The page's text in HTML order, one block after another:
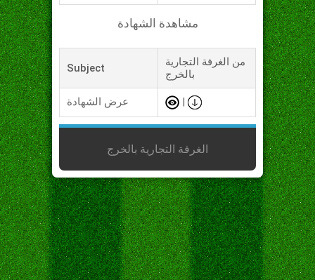
مشاهدة الشهادة
Subject
من الغرفة التجارية
بالخرج
عرض الشهادة
الغرفة التجارية بالخرج